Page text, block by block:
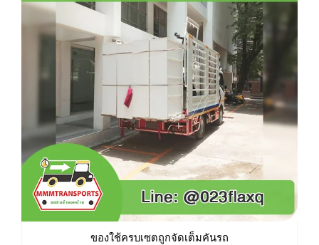
ของใช้ครบเซตถูกจัดเต็มคันรถ